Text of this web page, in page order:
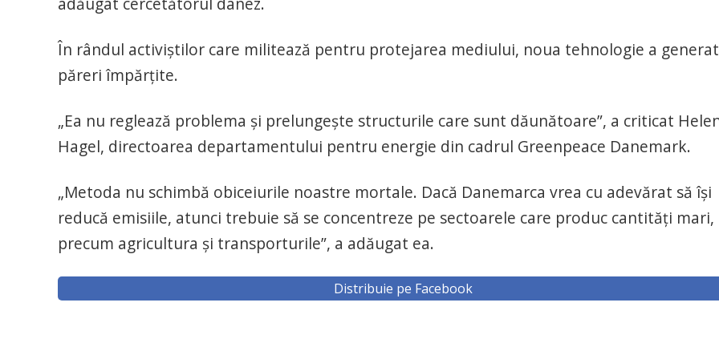
În rândul activiştilor care militează pentru protejarea mediului, noua tehnologie a generat
păreri împărţite.
„Ea nu reglează problema şi prelungeşte structurile care sunt dăunătoare”, a criticat
Hagel, directoarea departamentului pentru energie din cadrul Greenpeace Danemark.
„Metoda nu schimbă obiceiurile noastre mortale. Dacă Danemarca vrea cu adevărat să îşi
reducă emisiile, atunci trebuie să se concentreze pe sectoarele care produc cantităţi mari,
precum agricultura şi transporturile”, a adăugat ea.
Distribuie pe Facebook